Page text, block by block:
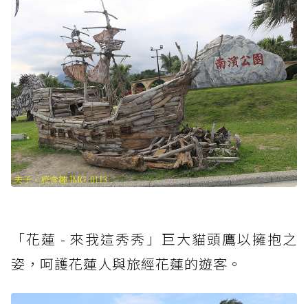
「花蓮 - 來我這秀秀」巨大貓頭鷹以擁抱之
姿，呵護花蓮人與旅經花蓮的遊客。